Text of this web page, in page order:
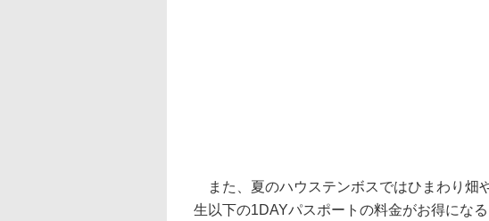
また、夏のハウステンボスではひまわり畑
生以下の1DAYパスポートの料金がお得にな